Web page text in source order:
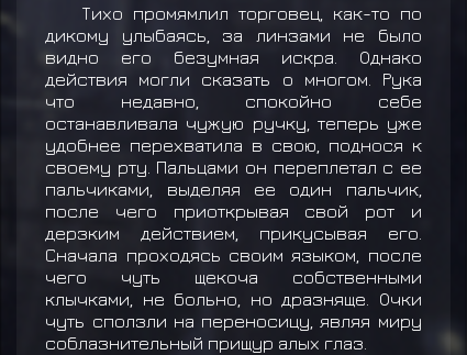
Тихо промямлил торговец, как-то по
дикому улыбаясь, за линзами не было
видно его безумная искра. Однако
действия могли сказать о многом. Рука
что недавно, спокойно себе
останавливала чужую ручку, теперь уже
удобнее перехватила в свою, поднося к
своему рту. Пальцами он переплетал с ее
пальчиками, выделяя ее один пальчик,
после чего приоткрывая свой рот и
дерзким действием, прикусывая его.
Сначала проходясь своим языком, после
чего чуть щекоча собственными
клычками, не больно, но дразняще. Очки
чуть сползли на переносицу, являя миру
соблазнительный прищур алых глаз.